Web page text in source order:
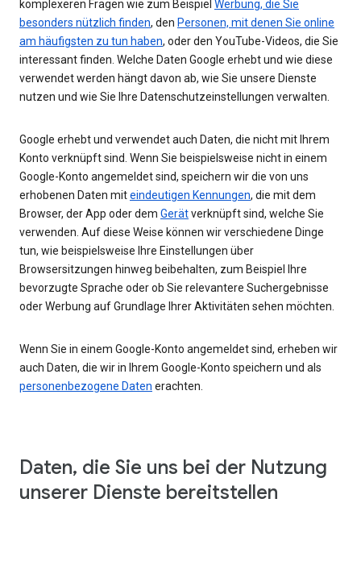
komplexeren Fragen wie zum Beispiel Werbung, die Sie
besonders nützlich finden, den Personen, mit denen Sie online
am häufigsten zu tun haben, oder den YouTube-Videos, die Sie
interessant finden. Welche Daten Google erhebt und wie diese
verwendet werden hängt davon ab, wie Sie unsere Dienste
nutzen und wie Sie Ihre Datenschutzeinstellungen verwalten.
Google erhebt und verwendet auch Daten, die nicht mit Ihrem
Konto verknüpft sind. Wenn Sie beispielsweise nicht in einem
Google-Konto angemeldet sind, speichern wir die von uns
erhobenen Daten miteindeutigen Kennungen, die mit dem
Browser, der App oder dem Gerätverknüpft sind, welche Sie
verwenden. Auf diese Weise können wir verschiedene Dinge
tun, wie beispielsweise Ihre Einstellungen über
Browsersitzungen hinweg beibehalten, zum Beispiel Ihre
bevorzugte Sprache oder ob Sie relevantere Suchergebnisse
oder Werbung auf Grundlage Ihrer Aktivitäten sehen möchten.
Wenn Sie in einem Google-Konto angemeldet sind, erheben wir
auch Daten, die wir in Ihrem Google-Konto speichern und als
personenbezogene Daten erachten.
Daten, die Sie uns bei der Nutzung
unserer Dienste bereitstellen